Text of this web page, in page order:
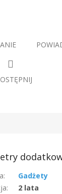
:
Gadżety
:
2 lata